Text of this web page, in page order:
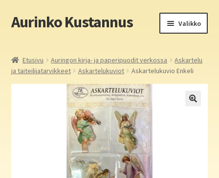
Siirry
navigointiin
Siirry
sisältöön
Aurinko Kustannus Valikko
Yritys
Aurinko Kustannus: kirjat
Auringon kirja- ja paperipuodit verkossa
Etusivu Auringon kirja- ja paperipuodit verkossa
Askartelu
ja taiteilijatarvikkeet
Askartelukuviot Askartelukuvio Enkeli